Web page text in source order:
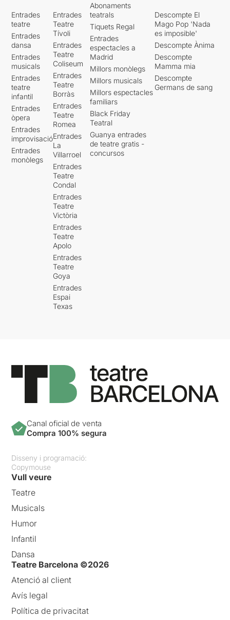
Entrades
teatre
Entrades
dansa
Entrades
musicals
Entrades
teatre
infantil
Entrades
òpera
Entrades
improvisació
Entrades
monòlegs
Entrades
Teatre
Tívoli
Entrades
Teatre
Coliseum
Entrades
Teatre
Borràs
Entrades
Teatre
Romea
Entrades
La
Villarroel
Entrades
Teatre
Condal
Entrades
Teatre
Victòria
Entrades
Teatre
Apolo
Entrades
Teatre
Goya
Entrades
Espai
Texas
Abonaments
teatrals
Tiquets Regal
Entrades
espectacles a
Madrid
Millors monòlegs
Millors musicals
Millors espectacles
familiars
Black Friday
Teatral
Guanya entrades
de teatre gratis -
concursos
Descompte El
Mago Pop 'Nada
es imposible'
Descompte Ànima
Descompte
Mamma mia
Descompte
Germans de sang
Canal oficial de venta
Compra 100% segura
Disseny i programació:
Copymouse
Vull veure
Teatre
Musicals
Humor
Infantil
Dansa
Teatre Barcelona ©2026
Atenció al client
Avís legal
Política de privacitat